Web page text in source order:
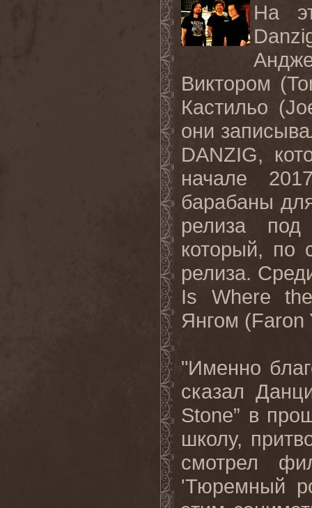
На
Виктором (
Кастильо (
они
DANZIG,
начале
барабаны
релиза
который, по
релиза.
Is Where
Янгом (Faron
"Именно
сказал
Stone” в
школу,
смотрел
'Тюремный